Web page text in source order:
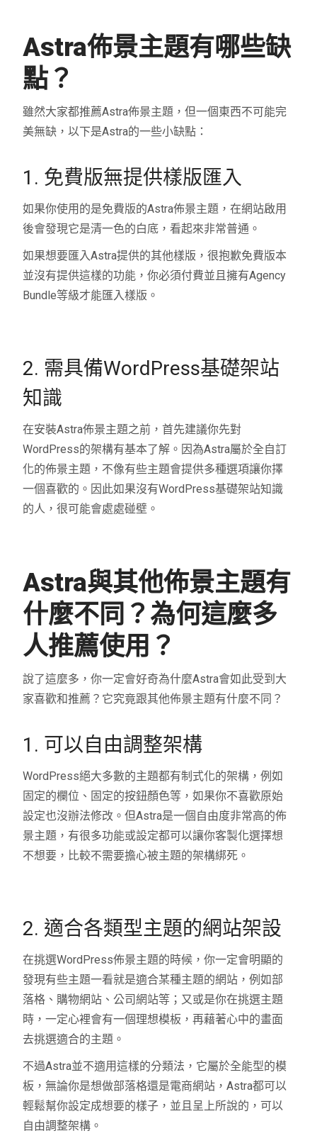
Astra佈景主題有哪些缺
點？
雖然大家都推薦Astra佈景主題，但一個東西不可能完
美無缺，以下是Astra的一些小缺點：
1. 免費版無提供樣版匯入
如果你使用的是免費版的Astra佈景主題，在網站啟用
後會發現它是清一色的白底，看起來非常普通。
如果想要匯入Astra提供的其他樣版，很抱歉免費版本
並沒有提供這樣的功能，你必須付費並且擁有Agency
Bundle等級才能匯入樣版。
2. 需具備WordPress基礎架站
知識
在安裝Astra佈景主題之前，首先建議你先對
WordPress的架構有基本了解。因為Astra屬於全自訂
化的佈景主題，不像有些主題會提供多種選項讓你擇
一個喜歡的。因此如果沒有WordPress基礎架站知識
的人，很可能會處處碰壁。
Astra與其他佈景主題有
什麼不同？為何這麼多
人推薦使用？
說了這麼多，你一定會好奇為什麼Astra會如此受到大
家喜歡和推薦？它究竟跟其他佈景主題有什麼不同？
1. 可以自由調整架構
WordPress絕大多數的主題都有制式化的架構，例如
固定的欄位、固定的按鈕顏色等，如果你不喜歡原始
設定也沒辦法修改。但Astra是一個自由度非常高的佈
景主題，有很多功能或設定都可以讓你客製化選擇想
不想要，比較不需要擔心被主題的架構綁死。
2. 適合各類型主題的網站架設
在挑選WordPress佈景主題的時候，你一定會明顯的
發現有些主題一看就是適合某種主題的網站，例如部
落格、購物網站、公司網站等；又或是你在挑選主題
時，一定心裡會有一個理想模板，再藉著心中的畫面
去挑選適合的主題。
不過Astra並不適用這樣的分類法，它屬於全能型的模
板，無論你是想做部落格還是電商網站，Astra都可以
輕鬆幫你設定成想要的樣子，並且呈上所說的，可以
自由調整架構。